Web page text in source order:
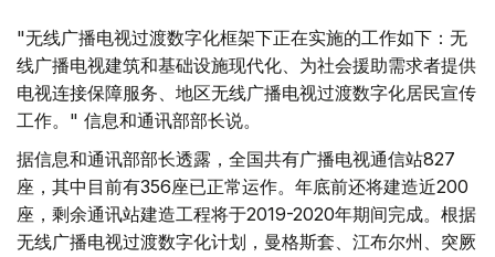
"无线广播电视过渡数字化框架下正在实施的工作如下：无
线广播电视建筑和基础设施现代化、为社会援助需求者提供
电视连接保障服务、地区无线广播电视过渡数字化居民宣传
工作。" 信息和通讯部部长说。
据信息和通讯部部长透露，全国共有广播电视通信站827
座，其中目前有356座已正常运作。年底前还将建造近200
座，剩余通讯站建造工程将于2019-2020年期间完成。根据
无线广播电视过渡数字化计划，曼格斯套、江布尔州、突厥